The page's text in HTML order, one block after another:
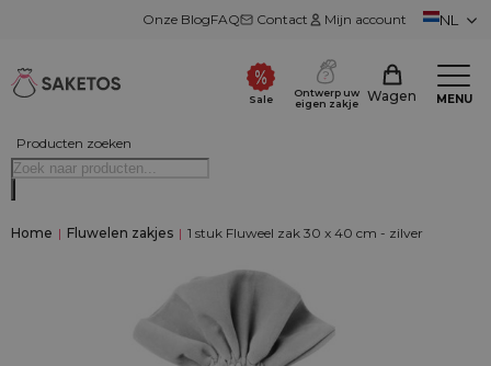
Onze BlogFAQ Contact Mijn account NL
Producten zoeken
Sale
Ontwerp uw
eigen zakje
Wagen MENU
Home | Fluwelen zakjes | 1 stuk Fluweel zak 30 x 40 cm - zilver